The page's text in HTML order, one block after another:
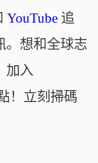
YouTube追
。想和全球志
加入
！立刻掃碼